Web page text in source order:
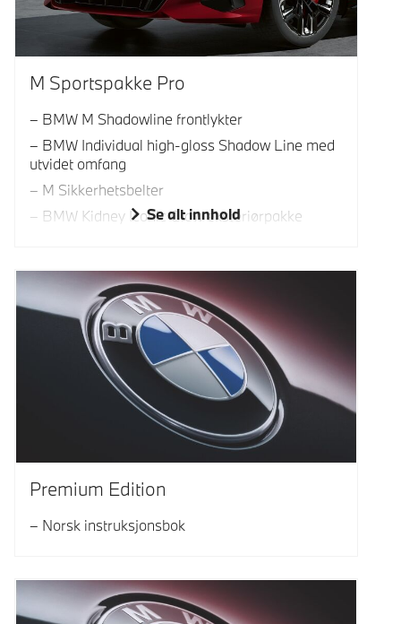
M Sportspakke Pro
BMW M Shadowline frontlykter
BMW Individual high-gloss Shadow Line med
utvidet omfang
M Sikkerhetsbelter
BMW Kidney Iconic Glow eksteriørpakke
Se alt innhold
Premium Edition
Norsk instruksjonsbok